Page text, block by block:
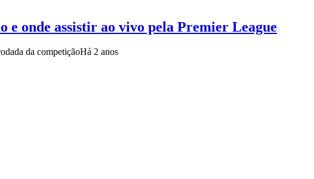
e onde assistir ao vivo pela Premier League
da competiçãoHá 2 anos